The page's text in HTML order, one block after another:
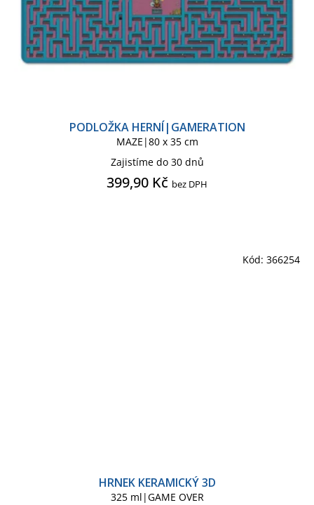
PODLOŽKA HERNÍ|GAMERATION
MAZE|80 x 35 cm
Zajistíme do 30 dnů
399,90 Kč bez DPH
HRNEK KERAMICKÝ 3D
325 ml|GAME OVER
Kód: 366254